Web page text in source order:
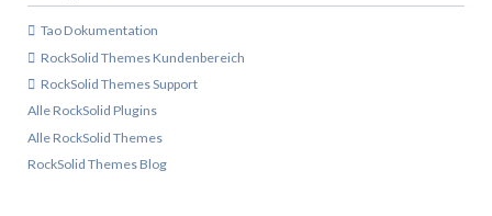
Tao Dokumentation
RockSolid Themes Kundenbereich
RockSolid Themes Support
Alle RockSolid Plugins
Alle RockSolid Themes
RockSolid Themes Blog